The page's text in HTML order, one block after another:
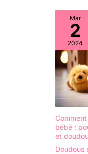
Mar
2
2024
bébé :
et
Doudous